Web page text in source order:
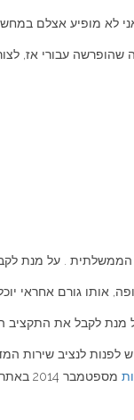
לא מופיע אצלם
שהופרשה עבורי אז,
האחראי על תשלום הפנסיה שלך, שעבדת את
אותו גורם אחראי
לקבל את התקציב
לנציב שירות
מספטמבר 2014 באתר נציב שירות המדינה.